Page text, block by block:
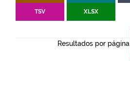
TSV XLSX
Resultados por página